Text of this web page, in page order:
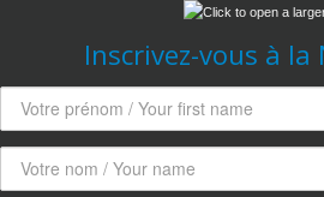
Inscrivez-vous à